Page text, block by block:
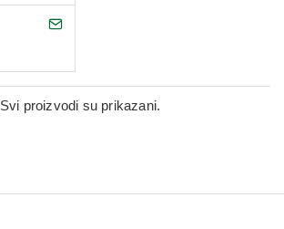
Svi proizvodi su prikazani.